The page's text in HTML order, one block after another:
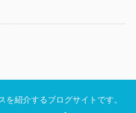
紹介するブログサイトです。